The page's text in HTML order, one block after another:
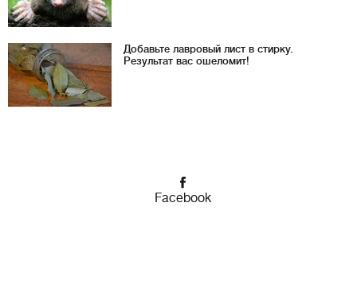
Добавьте лавровый лист в стирку.
Результат вас ошеломит!
Facebook